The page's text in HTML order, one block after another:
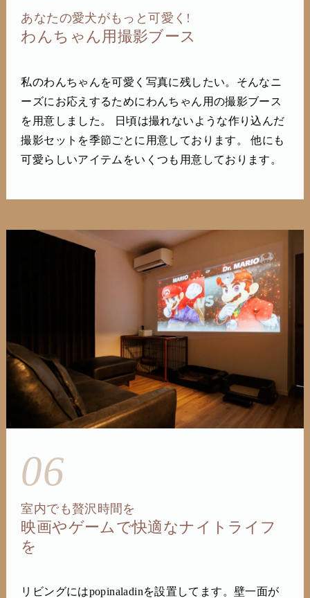
あなたの愛犬がもっと可愛く!
わんちゃん用撮影ブース
私のわんちゃんを可愛く写真に残したい。そんなニ
ーズにお応えするためにわんちゃん用の撮影ブース
を用意しました。 日頃は撮れないような作り込んだ
撮影セットを季節ごとに用意しております。 他にも
可愛らしいアイテムをいくつも用意しております。
06
室内でも贅沢時間を
映画やゲームで快適なナイトライフ
を
リビングにはpopinaladinを設置してます。壁一面が